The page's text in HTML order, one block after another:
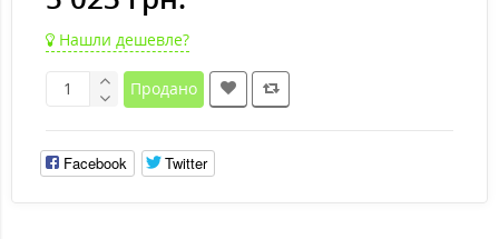
Нашли дешевле?
Продано
Facebook Twitter